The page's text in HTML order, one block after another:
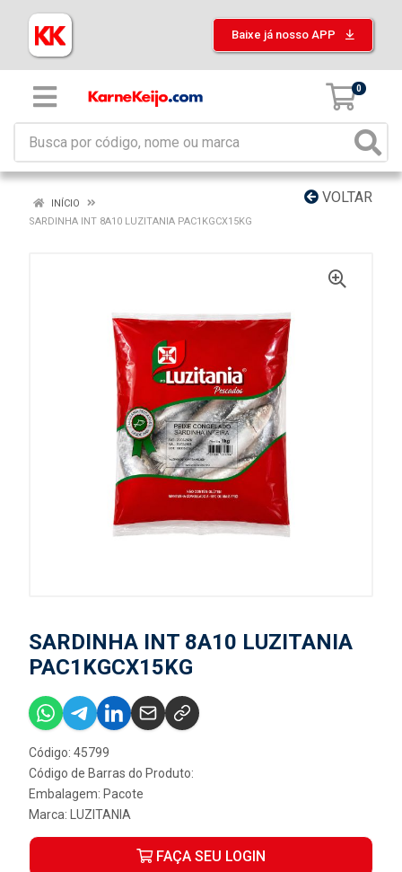
Baixe já nosso APP
0
VOLTAR
INÍCIO
SARDINHA INT 8A10 LUZITANIA PAC1KGCX15KG
SARDINHA INT 8A10 LUZITANIA
PAC1KGCX15KG
Código: 45799
Código de Barras do Produto:
Embalagem: Pacote
Marca:
LUZITANIA
FAÇA SEU LOGIN